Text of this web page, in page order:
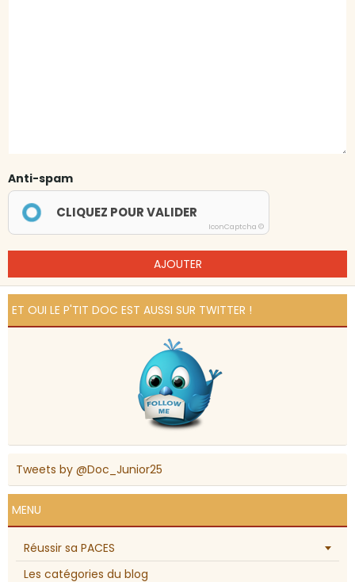
Anti-spam
CLIQUEZ POUR VALIDER
IconCaptcha ©
AJOUTER
ET OUI LE P'TIT DOC EST AUSSI SUR TWITTER !
Tweets by @Doc_Junior25
MENU
Réussir sa PACES
Les catégories du blog